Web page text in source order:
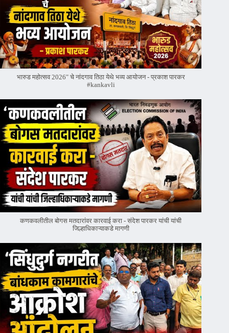
भारुड महोत्सव 2026" चे नांदगाव तिठा येथे भव्य आयोजन - प्रकाश पारकर
#kankavli
कणकवलीतील बोगस मतदारांवर‌ कारवाई करा - संदेश पारकर यांची यांची
जिल्हाधिकाऱ्याकडे मागणी